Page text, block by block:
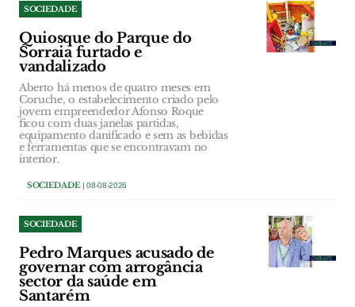
SOCIEDADE
Quiosque do Parque do
Sorraia furtado e
vandalizado
Aberto há menos de quatro meses em
Coruche, o estabelecimento criado pelo
jovem empreendedor Afonso Roque
ficou com duas janelas partidas,
equipamento danificado e sem as bebidas
e ferramentas que se encontravam no
interior.
SOCIEDADE| 08-08-2026
SOCIEDADE
Pedro Marques acusado de
governar com arrogância
sector da saúde em
Santarém